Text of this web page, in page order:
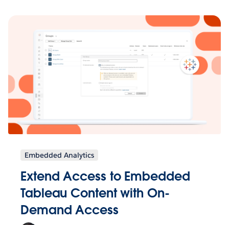
Embedded Analytics
Extend Access to Embedded
Tableau Content with On-
Demand Access